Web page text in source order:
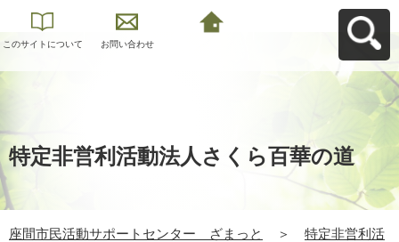
このサイトについて お問い合わせ
特定非営利活動法人さくら百華の道
座間市民活動サポートセンター ざまっと ＞
特定非営利活